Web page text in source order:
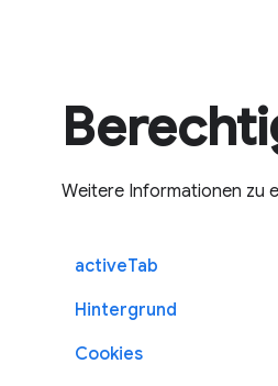
Weitere Informationen zu
activeTab
Hintergrund
Cookies